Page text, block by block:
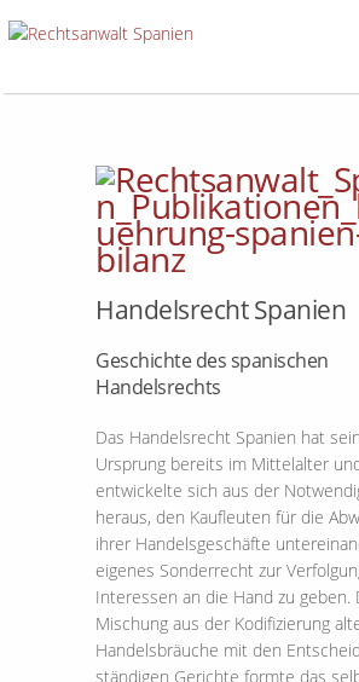
Handelsrecht Spanien
Geschichte des spanischen
Handelsrechts
Das Handelsrecht Spanien hat
Ursprung bereits im Mittelalter
entwickelte sich aus der
heraus, den Kaufleuten für die
ihrer Handelsgeschäfte
eigenes Sonderrecht zur
Interessen an die Hand zu geben.
Mischung aus der Kodifizierung
Handelsbräuche mit den
ständigen Gerichte formte das